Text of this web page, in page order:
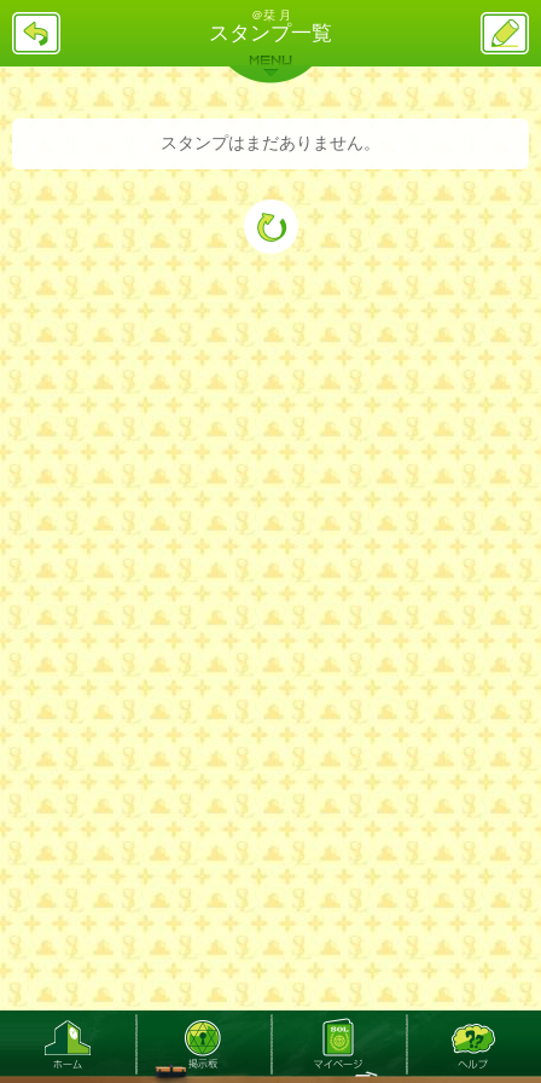
＠栞 月
スタンプ一覧
戻
ス
投
稿
バックナンバー 詳細検索 ランキング
MENU
スタンプはまだありません。